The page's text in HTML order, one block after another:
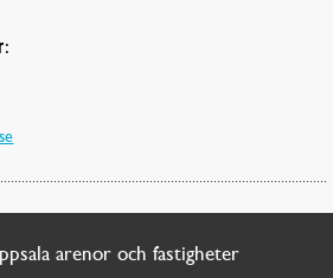
arenor och fastigheter